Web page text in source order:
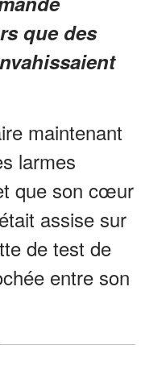
que des
maintenant
larmes
que son cœur
assise sur
de test de
entre son